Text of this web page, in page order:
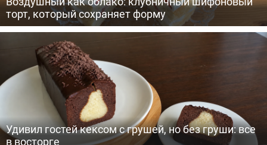
торт, который сохраняет форму
Удивил гостей кексом с грушей, но без груши: все
в восторге